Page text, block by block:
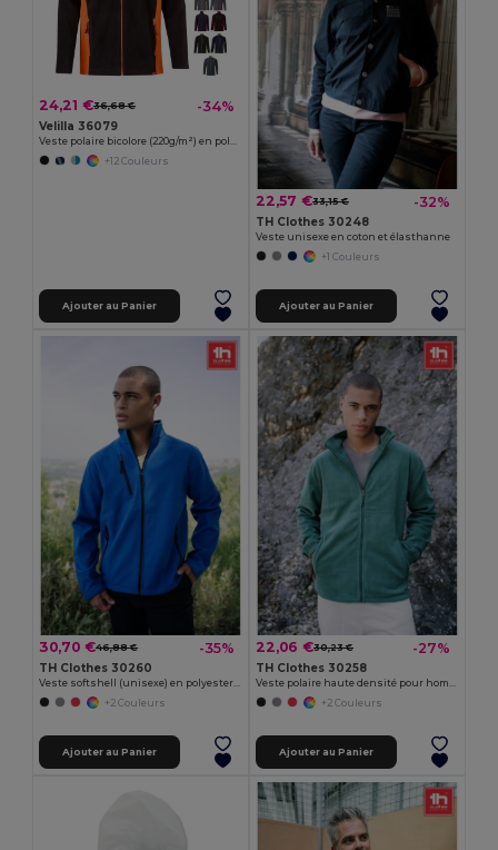
24,21 €36,68 € -34%
Velilla 36079
Veste polaire bicolore (220g/m²) en polyester (100%)
+12 Couleurs
Ajouter au Panier
22,57 €33,15 € -32%
TH Clothes 30248
Veste unisexe en coton et élasthanne
+1 Couleurs
Ajouter au Panier
30,70 €46,88 € -35%
TH Clothes 30260
Veste softshell (unisexe) en polyester et élasthanne
+2 Couleurs
Ajouter au Panier
22,06 €30,23 € -27%
TH Clothes 30258
Veste polaire haute densité pour homme en polyester
+2 Couleurs
Ajouter au Panier